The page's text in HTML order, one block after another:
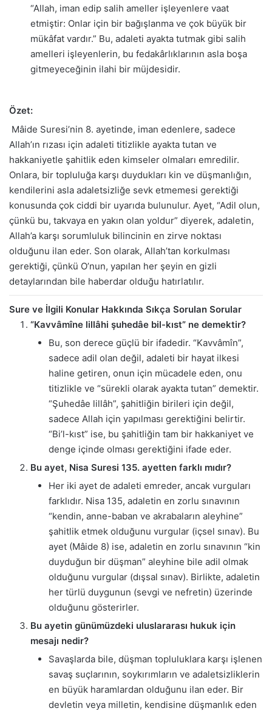
“Allah, iman edip salih ameller işleyenlere vaat
etmiştir: Onlar için bir bağışlanma ve çok büyük bir
mükâfat vardır.” Bu, adaleti ayakta tutmak gibi salih
amelleri işleyenlerin, bu fedakârlıklarının asla boşa
gitmeyeceğinin ilahi bir müjdesidir.
Özet:
Mâide Suresi’nin 8. ayetinde, iman edenlere, sadece
Allah’ın rızası için adaleti titizlikle ayakta tutan ve
hakkaniyetle şahitlik eden kimseler olmaları emredilir.
Onlara, bir topluluğa karşı duydukları kin ve düşmanlığın,
kendilerini asla adaletsizliğe sevk etmemesi gerektiği
konusunda çok ciddi bir uyarıda bulunulur. Ayet, “Adil olun,
çünkü bu, takvaya en yakın olan yoldur” diyerek, adaletin,
Allah’a karşı sorumluluk bilincinin en zirve noktası
olduğunu ilan eder. Son olarak, Allah’tan korkulması
gerektiği, çünkü O’nun, yapılan her şeyin en gizli
detaylarından bile haberdar olduğu hatırlatılır.
Sure ve İlgili Konular Hakkında Sıkça Sorulan Sorular
“Kavvâmîne lillâhi şuhedâe bil-kıst” ne demektir?
Bu, son derece güçlü bir ifadedir. “Kavvâmîn”,
sadece adil olan değil, adaleti bir hayat ilkesi
haline getiren, onun için mücadele eden, onu
titizlikle ve “sürekli olarak ayakta tutan” demektir.
“Şuhedâe lillâh”, şahitliğin birileri için değil,
sadece Allah için yapılması gerektiğini belirtir.
“Bi’l-kıst” ise, bu şahitliğin tam bir hakkaniyet ve
denge içinde olması gerektiğini ifade eder.
Bu ayet, Nisa Suresi 135. ayetten farklı mıdır?
Her iki ayet de adaleti emreder, ancak vurguları
farklıdır. Nisa 135, adaletin en zorlu sınavının
“kendin, anne-baban ve akrabaların aleyhine”
şahitlik etmek olduğunu vurgular (içsel sınav). Bu
ayet (Mâide 8) ise, adaletin en zorlu sınavının “kin
duyduğun bir düşman” aleyhine bile adil olmak
olduğunu vurgular (dışsal sınav). Birlikte, adaletin
her türlü duygunun (sevgi ve nefretin) üzerinde
olduğunu gösterirler.
Bu ayetin günümüzdeki uluslararası hukuk için
mesajı nedir?
Savaşlarda bile, düşman topluluklara karşı işlenen
savaş suçlarının, soykırımların ve adaletsizliklerin
en büyük haramlardan olduğunu ilan eder. Bir
devletin veya milletin, kendisine düşmanlık eden